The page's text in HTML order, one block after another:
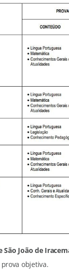
João de
prova objetiva.